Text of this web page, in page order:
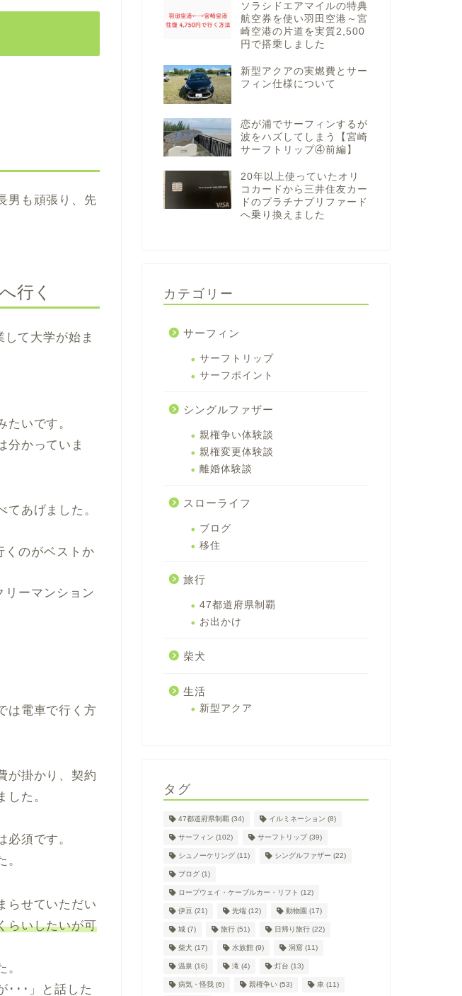
男も頑張り、先
行く
て大学が始ま
いです。
分かっていま
あげました。
くのがベストか
リーマンション
は電車で行く方
が掛かり、契約
た。
須です。
らせていただい
らいしたいが可
･･･」と話した
ソラシドエアマイルの特典
航空券を使い羽田空港～宮
崎空港の片道を実質2,500
円で搭乗しました
新型アクアの実燃費とサー
フィン仕様について
恋が浦でサーフィンするが
波をハズしてしまう【宮崎
サーフトリップ④前編】
20年以上使っていたオリ
コカードから三井住友カー
ドのプラチナプリファード
へ乗り換えました
カテゴリー
サーフィン
サーフトリップ
サーフポイント
シングルファザー
親権争い体験談
親権変更体験談
離婚体験談
スローライフ
ブログ
移住
旅行
47都道府県制覇
お出かけ
柴犬
生活
新型アクア
タグ
47都道府県制覇(34) イルミネーション (8)
サーフィン (102) サーフトリップ(39)
シュノーケリング(11) シングルファザー (22)
ブログ(1)
ロープウェイ・ケーブルカー・リフト (12)
伊豆 (21) 先端(12) 動物園 (17)
城(7) 旅行(51) 日帰り旅行(22)
柴犬 (17) 水族館(9) 洞窟(11)
温泉 (16) 滝 (4) 灯台 (13)
病気・怪我(6) 親権争い(53) 車 (11)